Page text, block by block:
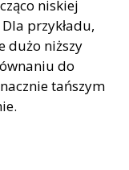
niskiej
przykładu,
dużo niższy
do
tańszym